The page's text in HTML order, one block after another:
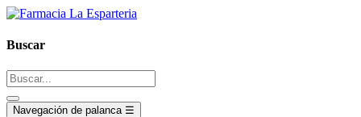
Buscar
Navegación de palanca ☰